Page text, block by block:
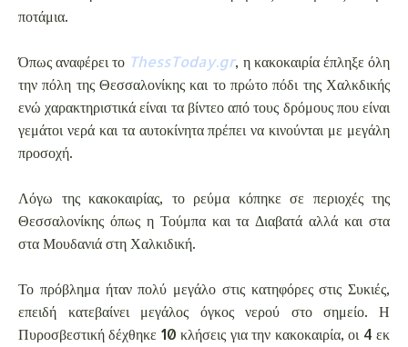
ποτάμια.
Όπως αναφέρει το ThessToday.gr, η κακοκαιρία έπληξε όλη
την πόλη της Θεσσαλονίκης και το πρώτο πόδι της Χαλκδικής
ενώ χαρακτηριστικά είναι τα βίντεο από τους δρόμους που είναι
γεμάτοι νερά και τα αυτοκίνητα πρέπει να κινούνται με μεγάλη
προσοχή.
Λόγω της κακοκαιρίας, το ρεύμα κόπηκε σε περιοχές της
Θεσσαλονίκης όπως η Τούμπα και τα Διαβατά αλλά και στα
στα Μουδανιά στη Χαλκιδική.
Το πρόβλημα ήταν πολύ μεγάλο στις κατηφόρες στις Συκιές,
επειδή κατεβαίνει μεγάλος όγκος νερού στο σημείο. Η
Πυροσβεστική δέχθηκε 10 κλήσεις για την κακοκαιρία, οι 4 εκ